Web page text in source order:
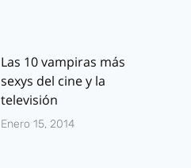
Las 10 vampiras más
sexys del cine y la
televisión
Enero 15, 2014